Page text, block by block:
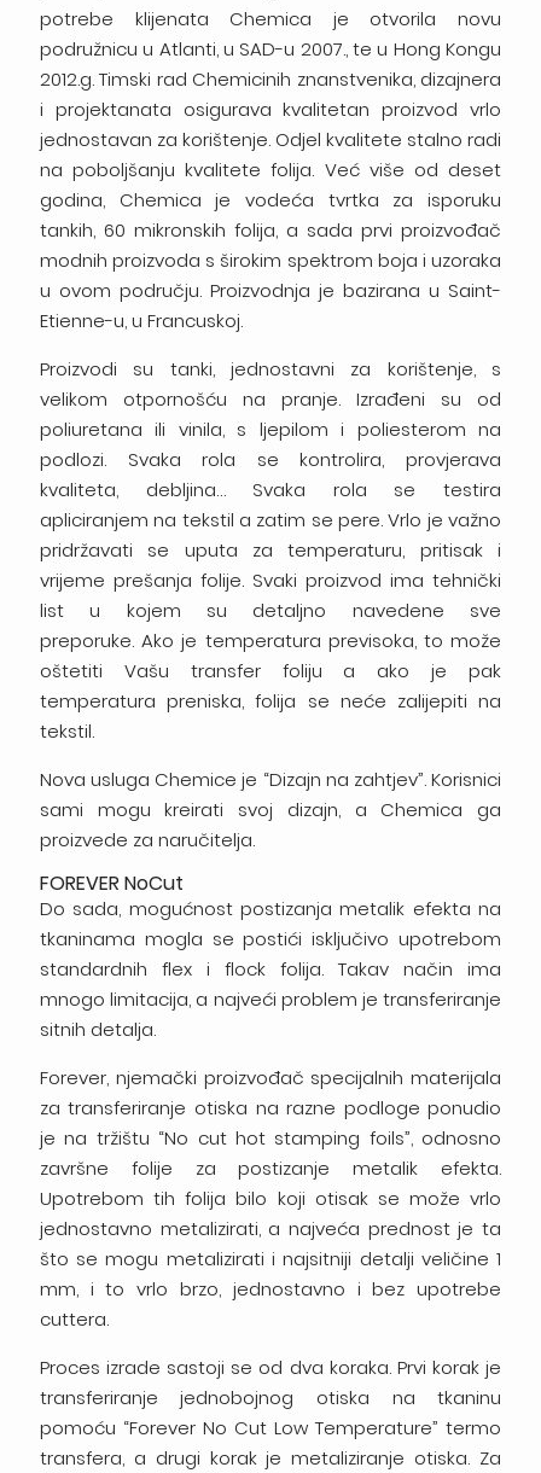
potrebe klijenata Chemica je otvorila novu
podružnicu u Atlanti, u SAD-u 2007., te u Hong Kongu
2012.g. Timski rad Chemicinih znanstvenika, dizajnera
i projektanata osigurava kvalitetan proizvod vrlo
jednostavan za korištenje. Odjel kvalitete stalno radi
na poboljšanju kvalitete folija. Već više od deset
godina, Chemica je vodeća tvrtka za isporuku
tankih, 60 mikronskih folija, a sada prvi proizvođač
modnih proizvoda s širokim spektrom boja i uzoraka
u ovom području. Proizvodnja je bazirana u Saint-
Etienne-u, u Francuskoj.
Proizvodi su tanki, jednostavni za korištenje, s
velikom otpornošću na pranje. Izrađeni su od
poliuretana ili vinila, s ljepilom i poliesterom na
podlozi. Svaka rola se kontrolira, provjerava
kvaliteta, debljina… Svaka rola se testira
apliciranjem na tekstil a zatim se pere. Vrlo je važno
pridržavati se uputa za temperaturu, pritisak i
vrijeme prešanja folije. Svaki proizvod ima tehnički
list u kojem su detaljno navedene sve
preporuke. Ako je temperatura previsoka, to može
oštetiti Vašu transfer foliju a ako je pak
temperatura preniska, folija se neće zalijepiti na
tekstil.
Nova usluga Chemice je “Dizajn na zahtjev”. Korisnici
sami mogu kreirati svoj dizajn, a Chemica ga
proizvede za naručitelja.
FOREVER NoCut
Do sada, mogućnost postizanja metalik efekta na
tkaninama mogla se postići isključivo upotrebom
standardnih flex i flock folija. Takav način ima
mnogo limitacija, a najveći problem je transferiranje
sitnih detalja.
Forever, njemački proizvođač specijalnih materijala
za transferiranje otiska na razne podloge ponudio
je na tržištu “No cut hot stamping foils”, odnosno
završne folije za postizanje metalik efekta.
Upotrebom tih folija bilo koji otisak se može vrlo
jednostavno metalizirati, a najveća prednost je ta
što se mogu metalizirati i najsitniji detalji veličine 1
mm, i to vrlo brzo, jednostavno i bez upotrebe
cuttera.
Proces izrade sastoji se od dva koraka. Prvi korak je
transferiranje jednobojnog otiska na tkaninu
pomoću “Forever No Cut Low Temperature” termo
transfera, a drugi korak je metaliziranje otiska. Za